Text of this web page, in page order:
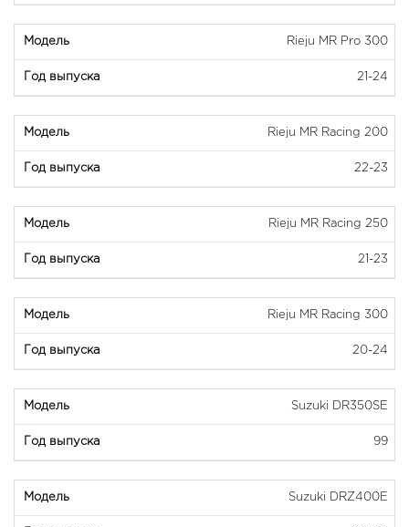
Rieju MR Pro 300
21-24
Rieju MR Racing 200
22-23
Rieju MR Racing 250
21-23
Rieju MR Racing 300
20-24
Suzuki DR350SE
99
Suzuki DRZ400E